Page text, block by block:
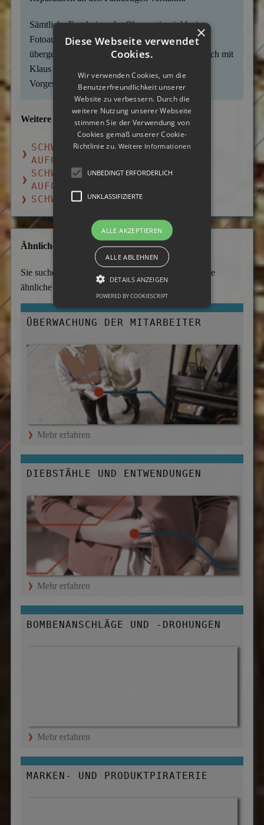
Sämtliche Ergebnisse der Observation inklusive
Fotoaufnahmen wurden dem Feuerwehr-Chef
übergeben, der zunächst ein persönliches Gespräch mit
Klaus B. führte und den Fall an seinen nächsten
Vorgesetzten in der Stadtverwaltung übergab.
Weitere Fallbeispiele von Schwarzarbeit:
SCHWARZARBEIT IN KASSEL
AUFGEDECKT
SCHWARZARBEIT IN BOCHUM
AUFGEDECKT
SCHWARZARBEIT IN MÜNSTER
Ähnliche Tätigkeitsbereiche
Sie suche ein anderes Einsatzgebiet? Hier finden Sie
ähnliche und häufig ausgewählte Themen:
ÜBERWACHUNG DER MITARBEITER
Mehr erfahren
DIEBSTÄHLE UND ENTWENDUNGEN
Mehr erfahren
BOMBENANSCHLÄGE UND -DROHUNGEN
Mehr erfahren
MARKEN- UND PRODUKTPIRATERIE
×
Diese Webseite verwendet
Cookies.
Wir verwenden Cookies, um die
Benutzerfreundlichkeit unserer
Website zu verbessern. Durch die
weitere Nutzung unserer Webseite
stimmen Sie der Verwendung von
Cookies gemäß unserer Cookie-
Richtlinie zu. Weitere Informationen
UNBEDINGT ERFORDERLICH
UNKLASSIFIZIERTE
ALLE AKZEPTIEREN
ALLE ABLEHNEN
DETAILS ANZEIGEN
POWERED BY COOKIESCRIPT